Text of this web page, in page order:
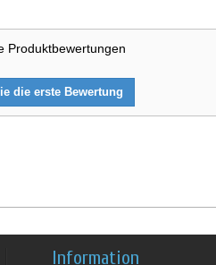
Produktbewertungen
die erste Bewertung
Information